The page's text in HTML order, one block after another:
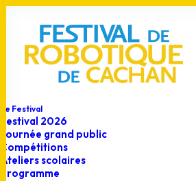
Le Festival
Festival 2026
Journée grand public
Compétitions
Ateliers scolaires
Programme